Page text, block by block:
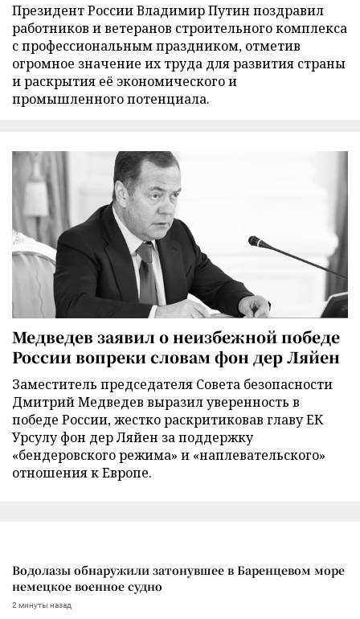
Президент России Владимир Путин поздравил
работников и ветеранов строительного комплекса
с профессиональным праздником, отметив
огромное значение их труда для развития страны
и раскрытия её экономического и
промышленного потенциала.
Медведев заявил о неизбежной победе
России вопреки словам фон дер Ляйен
Заместитель председателя Совета безопасности
Дмитрий Медведев выразил уверенность в
победе России, жестко раскритиковав главу ЕК
Урсулу фон дер Ляйен за поддержку
«бендеровского режима» и «наплевательского»
отношения к Европе.
Водолазы обнаружили затонувшее в Баренцевом море
немецкое военное судно
2 минуты назад